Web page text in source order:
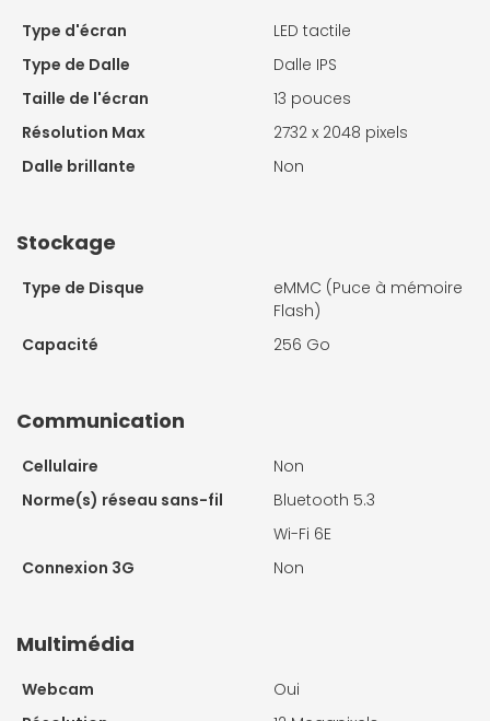
Type d'écran
LED tactile
Type de Dalle
Dalle IPS
Taille de l'écran
13 pouces
Résolution Max
2732 x 2048 pixels
Dalle brillante
Non
Stockage
Type de Disque
eMMC (Puce à mémoire
Flash)
Capacité
256 Go
Communication
Cellulaire
Non
Norme(s) réseau sans-fil
Bluetooth 5.3
Wi-Fi 6E
Connexion 3G
Non
Multimédia
Webcam
Oui